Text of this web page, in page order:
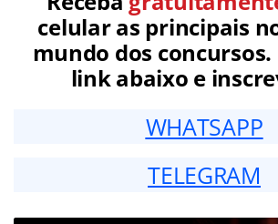
celular as principais
mundo dos concursos.
link abaixo e
WHATSAPP
TELEGRAM